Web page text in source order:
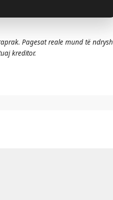
Pagesat reale mund të
kreditor.